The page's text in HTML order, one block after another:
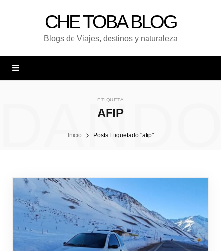
CHE TOBA BLOG
Blogs de Viajes, destinos y naturaleza
ETIQUETA
AFIP
UNA
Inicio Posts Etiquetado "afip"